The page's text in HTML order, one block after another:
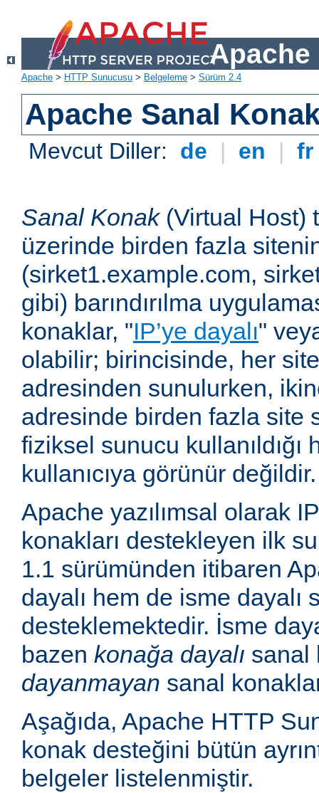
Apache
Apache > HTTP Sunucusu > Belgeleme > Sürüm 2.4
Apache Sanal
Mevcut Diller: de | en |
Sanal Konak(Virtual Host)
üzerinde birden fazla
(sirket1.example.com,
gibi) barındırılma
konaklar, "IP’ye dayalı"
olabilir; birincisinde, her
adresinden sunulurken,
adresinde birden fazla site
fiziksel sunucu
kullanıcıya görünür değildir.
Apache yazılımsal olarak
konakları destekleyen ilk
1.1 sürümünden itibaren
dayalı hem de isme dayalı
desteklemektedir. İsme
bazen konağa dayalı sanal
dayanmayan sanal
Aşağıda, Apache HTTP
konak desteğini bütün
belgeler listelenmiştir.